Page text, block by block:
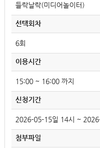
들락날락(미디어놀이터)
선택회차
6회
이용시간
15:00 ~ 16:00 까지
신청기간
2026-05-15일 14시 ~
첨부파일